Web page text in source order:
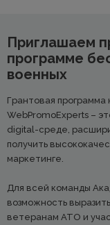
Приглашаем
программе
военных
Грантовая
WebPromoExperts –
digital-среде,
получить
маркетинге.
Для всей команды
возможность
ветеранам АТО и